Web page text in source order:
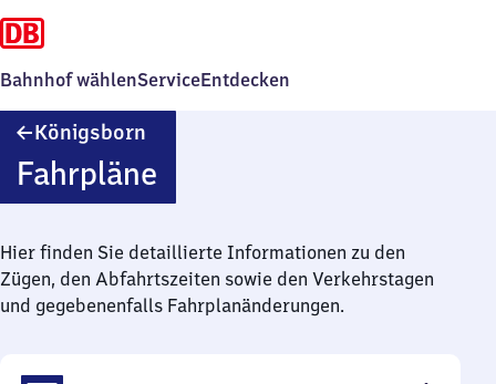
Bahnhof wählenServiceEntdecken
Königsborn
Fahrpläne
Hier finden Sie detaillierte Informationen zu den
Zügen, den Abfahrtszeiten sowie den Verkehrstagen
und gegebenenfalls Fahrplanänderungen.